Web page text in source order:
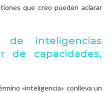
que creo pueden aclarar
inteligencias
de capacidades,
«inteligencia» conlleva un